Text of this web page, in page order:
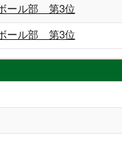
ール部 第3位
ール部 第3位